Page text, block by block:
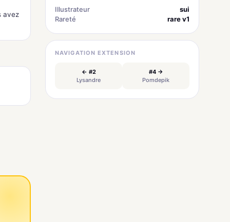
avez
Illustrateur
sui
Rareté
rare v1
NAVIGATION EXTENSION
← #2
Lysandre
#4 →
Pomdepik